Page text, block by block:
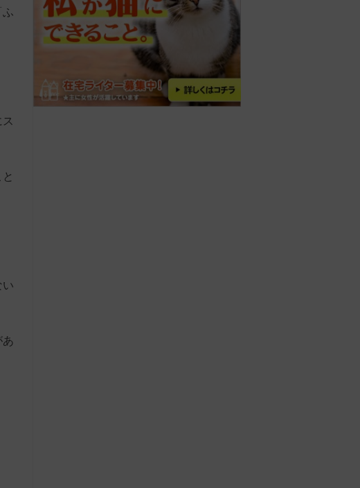
ふ
い
あ